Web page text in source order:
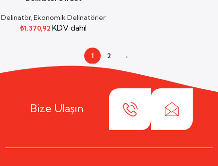
Delinatör,Ekonomik Delinatörler
₺1.370,92 KDV dahil
1 2 →
Bize Ulaşın